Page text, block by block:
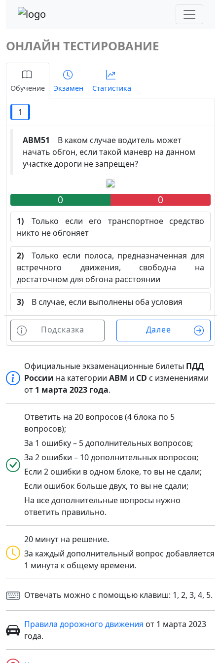
ОНЛАЙН ТЕСТИРОВАНИЕ
Обучение Экзамен Статистика
1
ABM51 В каком случае водитель может
начать обгон, если такой маневр на данном
участке дороги не запрещен?
0 0
1) Только если его транспортное средство
никто не обгоняет
2) Только если полоса, предназначенная для
встречного движения, свободна на
достаточном для обгона расстоянии
3) В случае, если выполнены оба условия
Подсказка Далее
Официальные экзаменационные билеты ПДД
России на категорииABM и CD с изменениями
от 1 марта 2023 года.
Ответить на 20 вопросов (4 блока по 5
вопросов);
За 1 ошибку – 5 дополнительных вопросов;
За 2 ошибки – 10 дополнительных вопросов;
Если 2 ошибки в одном блоке, то вы не сдали;
Если ошибок больше двух, то вы не сдали;
На все дополнительные вопросы нужно
ответить правильно.
20 минут на решение.
За каждый дополнительный вопрос добавляется
1 минута к общему времени.
Отвечать можно с помощью клавиш: 1, 2, 3, 4, 5.
Правила дорожного движения от 1 марта 2023
года.